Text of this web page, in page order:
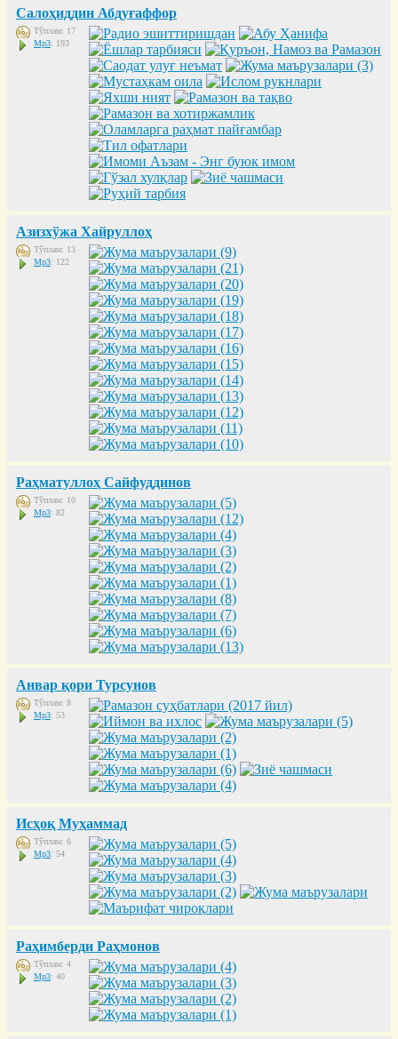
Салоҳиддин Абдуғаффор
Тўплам: 17
Mp3: 193
Азизхўжа Хайруллоҳ
Тўплам: 13
Mp3: 122
Раҳматуллоҳ Сайфуддинов
Тўплам: 10
Mp3: 82
Анвар қори Турсунов
Тўплам: 8
Mp3: 53
Исҳоқ Муҳаммад
Тўплам: 6
Mp3: 54
Раҳимберди Раҳмонов
Тўплам: 4
Mp3: 40